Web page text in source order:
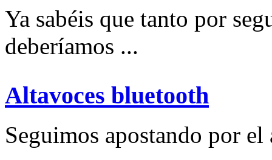
Ya sabéis que tanto por
deberíamos ...
Altavoces bluetooth
Seguimos apostando por